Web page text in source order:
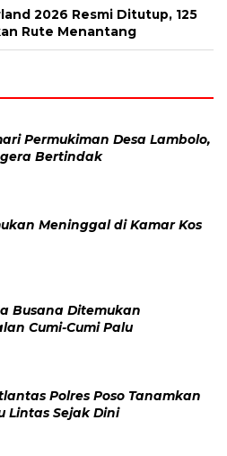
2026 Resmi Ditutup, 125
Rute Menantang
Permukiman Desa Lambolo,
Bertindak
Meninggal di Kamar Kos
Busana Ditemukan
Cumi-Cumi Palu
Polres Poso Tanamkan
Lintas Sejak Dini